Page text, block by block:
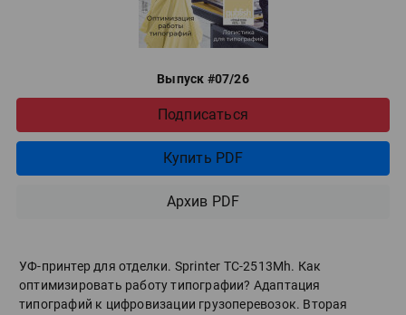
Выпуск #07/26
Подписаться
Купить PDF
Архив PDF
УФ-принтер для отделки. Sprinter ТС-2513Mh. Как
оптимизировать работу типографии? Адаптация
типографий к цифровизации грузоперевозок. Вторая